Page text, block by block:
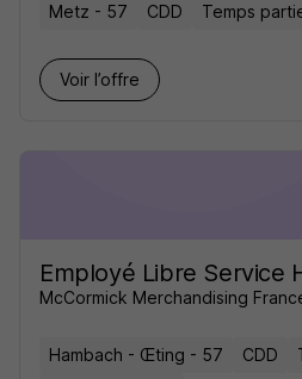
Metz - 57 CDD Temps
Voir l’offre
Employé Libre Service
McCormick Merchandising
Hambach - Œting - 57 CDD